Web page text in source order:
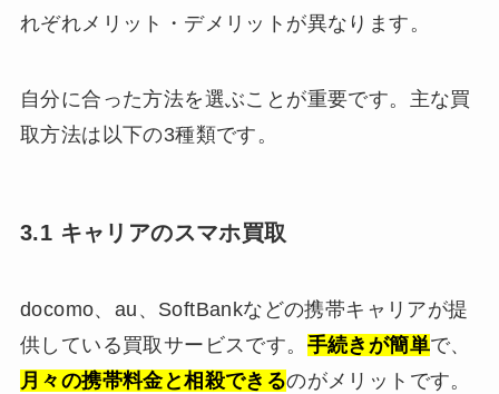
れぞれメリット・デメリットが異なります。
自分に合った方法を選ぶことが重要です。主な買
取方法は以下の3種類です。
3.1 キャリアのスマホ買取
docomo、au、SoftBankなどの携帯キャリアが提
供している買取サービスです。 手続きが簡単で、
月々の携帯料金と相殺できるのがメリットです。